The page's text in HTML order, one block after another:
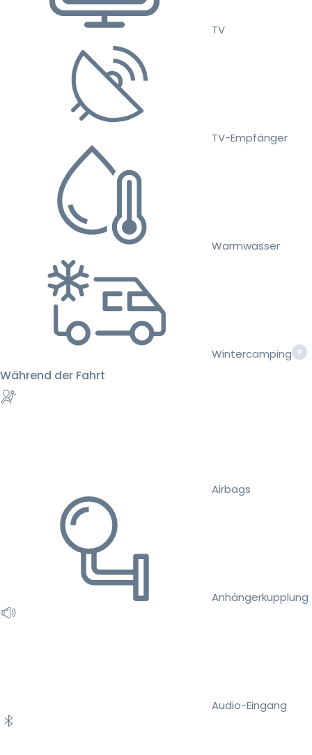
TV
TV-Empfänger
Warmwasser
Wintercamping
Während der Fahrt
Airbags
Anhängerkupplung
Audio-Eingang